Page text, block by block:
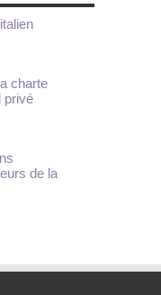
charte
privé
de la